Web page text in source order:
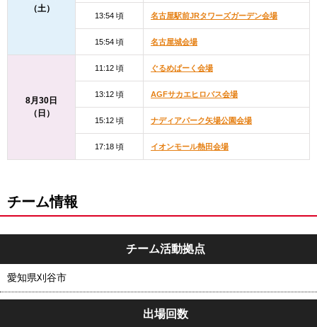
（土）
13:54 頃 名古屋駅前JRタワーズガーデン会場
15:54 頃 名古屋城会場
8月30日
（日）
11:12 頃 ぐるめぱーく会場
13:12 頃 AGFサカエヒロバス会場
15:12 頃 ナディアパーク矢場公園会場
17:18 頃 イオンモール熱田会場
チーム情報
チーム活動拠点
愛知県刈谷市
出場回数